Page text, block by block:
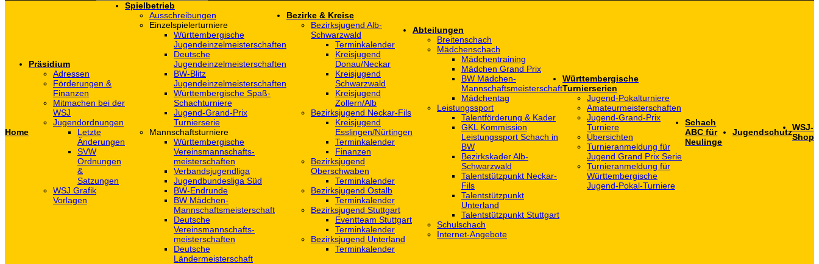
Home
Präsidium
Adressen
Förderungen &
Finanzen
Mitmachen bei der
WSJ
Jugendordnungen
Letzte
Änderungen
SVW
Ordnungen
&
Satzungen
WSJ Grafik
Vorlagen
Spielbetrieb
Ausschreibungen
Einzelspielerturniere
Württembergische
Jugendeinzelmeisterschaften
Deutsche
Jugendeinzelmeisterschaften
BW-Blitz
Jugendeinzelmeisterschaften
Württembergische Spaß-
Schachturniere
Jugend-Grand-Prix
Turnierserie
Mannschaftsturniere
Württembergische
Vereinsmannschafts-
meisterschaften
Verbandsjugendliga
Jugendbundesliga Süd
BW-Endrunde
BW Mädchen-
Mannschaftsmeisterschaft
Deutsche
Vereinsmannschafts-
meisterschaften
Deutsche
Ländermeisterschaft
Bezirke & Kreise
Bezirksjugend Alb-
Schwarzwald
Terminkalender
Kreisjugend
Donau/Neckar
Kreisjugend
Schwarzwald
Kreisjugend
Zollern/Alb
Bezirksjugend Neckar-Fils
Kreisjugend
‎Esslingen/Nürtingen
Terminkalender
Finanzen
Bezirksjugend
Oberschwaben
Terminkalender
Bezirksjugend Ostalb
Terminkalender
Bezirksjugend Stuttgart
‎Eventteam Stuttgart
Terminkalender
Bezirksjugend Unterland
Terminkalender
Abteilungen
Breitenschach
Mädchenschach
Mädchentraining
Mädchen Grand Prix
BW Mädchen-
Mannschaftsmeisterschaft
Mädchentag
Leistungssport
Talentförderung & Kader
GKL Kommission
Leistungssport Schach in
BW
Bezirkskader Alb-
Schwarzwald
Talentstützpunkt Neckar-
Fils
Talentstützpunkt
Unterland
Talentstützpunkt Stuttgart
Schulschach
Internet-Angebote
Württembergische
Turnierserien
Jugend-Pokalturniere
Amateurmeisterschaften
Jugend-Grand-Prix
Turniere
Übersichten
Turnieranmeldung für
Jugend Grand Prix Serie
Turnieranmeldung für
Württembergische
Jugend-Pokal-Turniere
Schach
ABC für
Neulinge
JugendschutzWSJ-
Shop